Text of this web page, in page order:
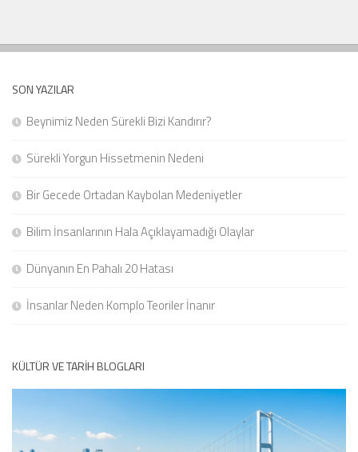
SON YAZILAR
Beynimiz Neden Sürekli Bizi Kandırır?
Sürekli Yorgun Hissetmenin Nedeni
Bir Gecede Ortadan Kaybolan Medeniyetler
Bilim İnsanlarının Hala Açıklayamadığı Olaylar
Dünyanın En Pahalı 20 Hatası
İnsanlar Neden Komplo Teoriler İnanır
KÜLTÜR VE TARIH BLOGLARI